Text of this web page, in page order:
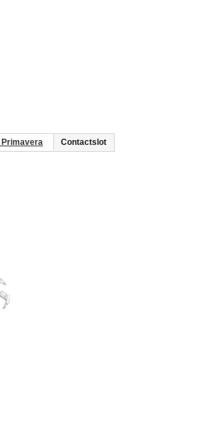
Primavera Contactslot